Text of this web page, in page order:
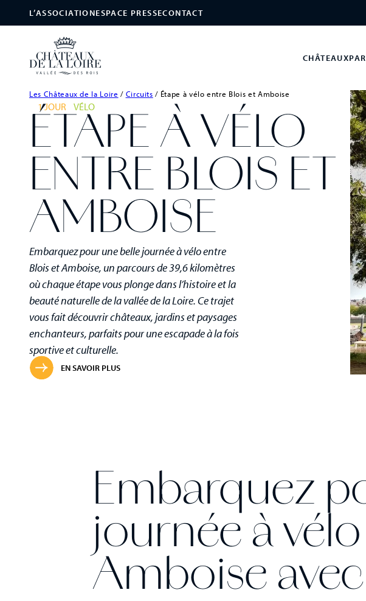
L’ASSOCIATIONESPACE PRESSECONTACT
CHÂTEAUX
Les Châteaux de la Loire / Circuits / Étape à vélo entre Blois et Amboise
1 JOUR VÉLO
ÉTAPE À VÉLO
ENTRE BLOIS ET
AMBOISE
Embarquez pour une belle journée à vélo entre
Blois et Amboise, un parcours de 39,6 kilomètres
où chaque étape vous plonge dans l’histoire et la
beauté naturelle de la vallée de la Loire. Ce trajet
vous fait découvrir châteaux, jardins et paysages
enchanteurs, parfaits pour une escapade à la fois
sportive et culturelle.
EN SAVOIR PLUS
Embarquez
journée à
Amboise